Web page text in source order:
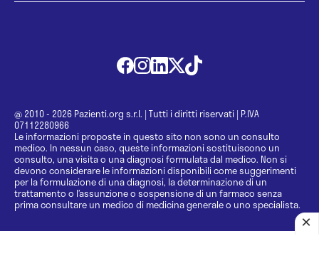
@ 2010 - 2026 Pazienti.org s.r.l. | Tutti i diritti riservati | P.IVA
07112280966
Le informazioni proposte in questo sito non sono un consulto
medico. In nessun caso, queste informazioni sostituiscono un
consulto, una visita o una diagnosi formulata dal medico. Non si
devono considerare le informazioni disponibili come suggerimenti
per la formulazione di una diagnosi, la determinazione di un
trattamento o l’assunzione o sospensione di un farmaco senza
prima consultare un medico di medicina generale o uno specialista.